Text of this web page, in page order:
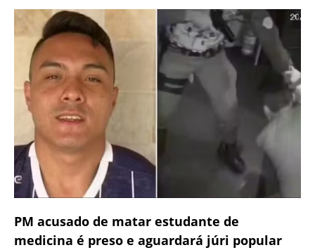
PM acusado de matar estudante de
medicina é preso e aguardará júri popular